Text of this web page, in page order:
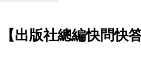
【出版社總編快問快